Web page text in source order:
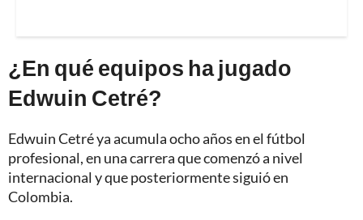
¿En qué equipos ha jugado
Edwuin Cetré?
Edwuin Cetré ya acumula ocho años en el fútbol
profesional, en una carrera que comenzó a nivel
internacional y que posteriormente siguió en
Colombia.